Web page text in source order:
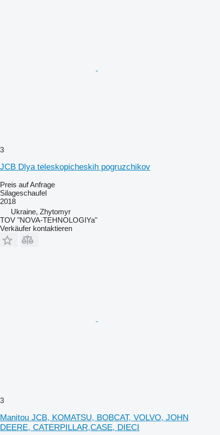
3
JCB Dlya teleskopicheskih pogruzchikov
Preis auf Anfrage
Silageschaufel
2018
Ukraine, Zhytomyr
TOV "NOVA-TEHNOLOGIYa"
Verkäufer kontaktieren
3
Manitou JCB, KOMATSU, BOBCAT, VOLVO, JOHN
DEERE, CATERPILLAR,CASE, DIECI